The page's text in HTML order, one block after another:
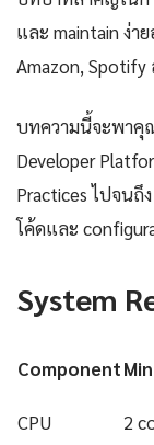
และ maintain ง่า
Amazon, Spotify
บทความนี้จะพาคุ
Developer
Practices ไปจนถึ
โค้ดและ
System
Component
CPU
2